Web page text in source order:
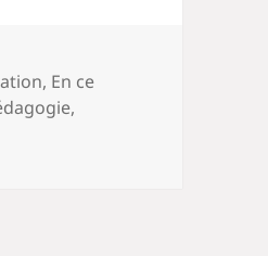
, En ce
,